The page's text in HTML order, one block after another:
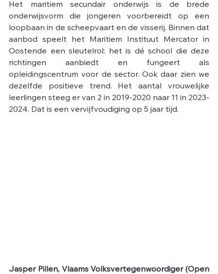
Het maritiem secundair onderwijs is de brede
onderwijsvorm die jongeren voorbereidt op een
loopbaan in de scheepvaart en de visserij. Binnen dat
aanbod speelt het Maritiem Instituut Mercator in
Oostende een sleutelrol: het is dé school die deze
richtingen aanbiedt en fungeert als
opleidingscentrum voor de sector. Ook daar zien we
dezelfde positieve trend. Het aantal vrouwelijke
leerlingen steeg er van 2 in 2019-2020 naar 11 in 2023-
2024. Dat is een vervijfvoudiging op 5 jaar tijd.
Jasper Pillen, Vlaams Volksvertegenwoordiger (Open